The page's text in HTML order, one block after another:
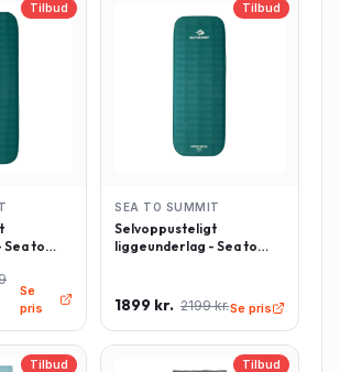
Tilbud
to
-
Se
pris
Tilbud
SEA TO SUMMIT
Selvoppusteligt
liggeunderlag - Sea to
Grøn
1899 kr. 2199 kr.Se pris
Tilbud Tilbud